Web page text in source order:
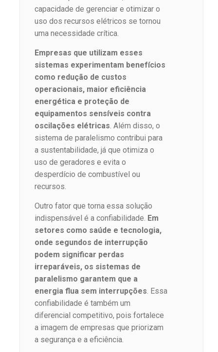
capacidade de gerenciar e otimizar o
uso dos recursos elétricos se tornou
uma necessidade crítica.
Empresas que utilizam esses
sistemas experimentam benefícios
como redução de custos
operacionais, maior eficiência
energética e proteção de
equipamentos sensíveis contra
oscilações elétricas. Além disso, o
sistema de paralelismo contribui para
a sustentabilidade, já que otimiza o
uso de geradores e evita o
desperdício de combustível ou
recursos.
Outro fator que torna essa solução
indispensável é a confiabilidade. Em
setores como saúde e tecnologia,
onde segundos de interrupção
podem significar perdas
irreparáveis, os sistemas de
paralelismo garantem que a
energia flua sem interrupções. Essa
confiabilidade é também um
diferencial competitivo, pois fortalece
a imagem de empresas que priorizam
a segurança e a eficiência.